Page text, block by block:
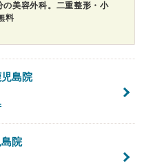
美容外科。二重整形・小
料
島院
院